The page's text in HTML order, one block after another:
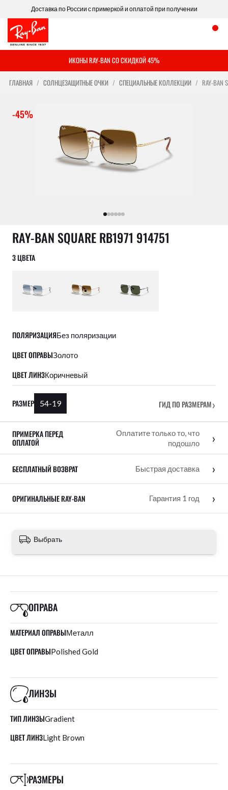
Доставка по России с примеркой и оплатой при получении
ИКОНЫ RAY-BAN СО СКИДКОЙ 45%
ГЛАВНАЯ СОЛНЦЕЗАЩИТНЫЕ ОЧКИ СПЕЦИАЛЬНЫЕ КОЛЛЕКЦИИ RAY-BAN
-45%
RAY-BAN SQUARE RB1971 914751
3 ЦВЕТА
ПОЛЯРИЗАЦИЯБез поляризации
ЦВЕТ ОПРАВЫЗолото
ЦВЕТ ЛИНЗКоричневый
РАЗМЕР 54-19 ГИД ПО РАЗМЕРАМ›
ПРИМЕРКА ПЕРЕД
ОПЛАТОЙ
Оплатите только то, что
подошло
›
БЕСПЛАТНЫЙ ВОЗВРАТ Быстрая доставка ›
ОРИГИНАЛЬНЫЕ RAY-BAN Гарантия 1 год ›
Выбрать
ОПРАВА
МАТЕРИАЛ ОПРАВЫМеталл
ЦВЕТ ОПРАВЫPolished Gold
ЛИНЗЫ
ТИП ЛИНЗЫGradient
ЦВЕТ ЛИНЗLight Brown
РАЗМЕРЫ